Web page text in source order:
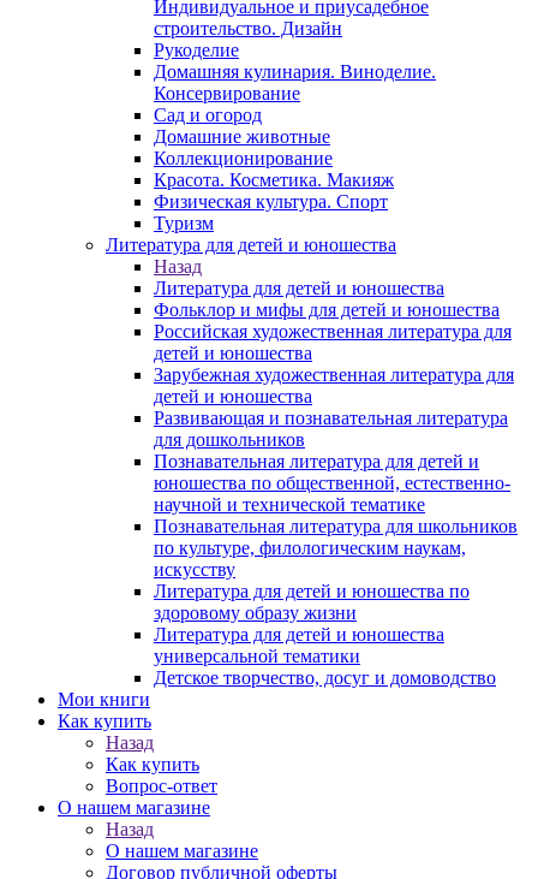
Индивидуальное и приусадебное
строительство. Дизайн
Рукоделие
Домашняя кулинария. Виноделие.
Консервирование
Сад и огород
Домашние животные
Коллекционирование
Красота. Косметика. Макияж
Физическая культура. Спорт
Туризм
Литература для детей и юношества
Назад
Литература для детей и юношества
Фольклор и мифы для детей и юношества
Российская художественная литература для
детей и юношества
Зарубежная художественная литература для
детей и юношества
Развивающая и познавательная литература
для дошкольников
Познавательная литература для детей и
юношества по общественной, естественно-
научной и технической тематике
Познавательная литература для школьников
по культуре, филологическим наукам,
искусству
Литература для детей и юношества по
здоровому образу жизни
Литература для детей и юношества
универсальной тематики
Детское творчество, досуг и домоводство
Мои книги
Как купить
Назад
Как купить
Вопрос-ответ
О нашем магазине
Назад
О нашем магазине
Договор публичной оферты